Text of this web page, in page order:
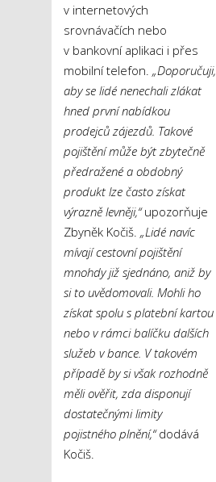
v internetových
srovnávačích nebo
v bankovní aplikaci i přes
mobilní telefon. „Doporučuji,
aby se lidé nenechali zlákat
hned první nabídkou
prodejců zájezdů. Takové
pojištění může být zbytečně
předražené a obdobný
produkt lze často získat
výrazně levněji,“upozorňuje
Zbyněk Kočiš. „Lidé navíc
mívají cestovní pojištění
mnohdy již sjednáno, aniž by
si to uvědomovali. Mohli ho
získat spolu s platební kartou
nebo v rámci balíčku dalších
služeb v bance. V takovém
případě by si však rozhodně
měli ověřit, zda disponují
dostatečnými limity
pojistného plnění,“dodává
Kočiš.